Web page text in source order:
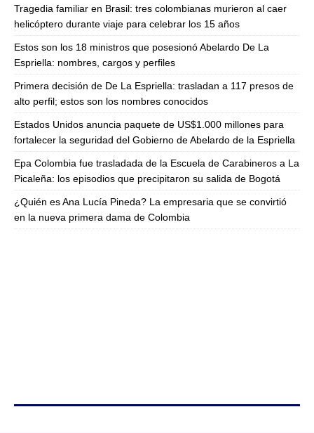
Tragedia familiar en Brasil: tres colombianas murieron al caer
helicóptero durante viaje para celebrar los 15 años
Estos son los 18 ministros que posesionó Abelardo De La
Espriella: nombres, cargos y perfiles
Primera decisión de De La Espriella: trasladan a 117 presos de
alto perfil; estos son los nombres conocidos
Estados Unidos anuncia paquete de US$1.000 millones para
fortalecer la seguridad del Gobierno de Abelardo de la Espriella
Epa Colombia fue trasladada de la Escuela de Carabineros a La
Picaleña: los episodios que precipitaron su salida de Bogotá
¿Quién es Ana Lucía Pineda? La empresaria que se convirtió
en la nueva primera dama de Colombia